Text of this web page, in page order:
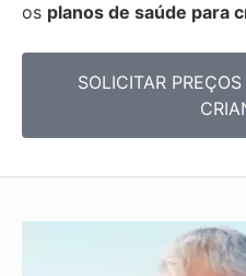
os planos de saúde para
SOLICITAR